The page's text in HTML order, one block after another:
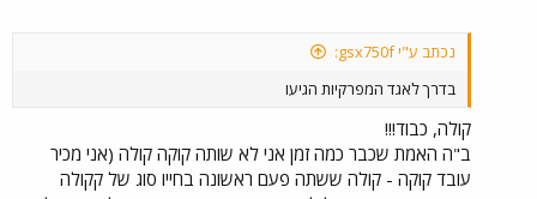
נכתב ע"י gsx750f:
בדרך לאגד המפרקיות הגיעו
קולה, כבוד!!!
ב"ה האמת שכבר כמה זמן אני לא שותה קוקה קולה (אני מכיר
עובד קוקה - קולה ששתה פעם ראשונה בחייו סוג של קקולה